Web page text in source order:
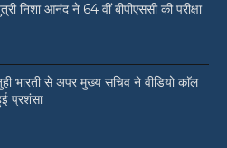
निशा आनंद ने 64 वीं बीपीएससी की परीक्षा
भारती से अपर मुख्य सचिव ने वीडियो काॅल
प्रशंसा